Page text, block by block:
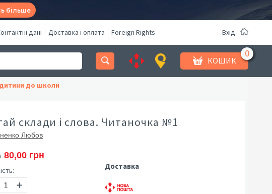
більше
дані Доставка і оплата Foreign Rights Вхід
КОШИК
до школи
склади і слова. Читаночка №1
Любов
: 80,00 грн
Доставка